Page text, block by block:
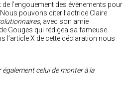
l’engouement des évènements pour
pouvons citer l’actrice Claire
, avec son amie
Gouges qui rédigea sa fameuse
l’article X de cette déclaration nous
également celui de monter à la